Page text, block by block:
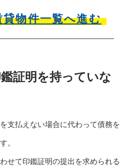
物件一覧へ進む
証明を持っていな
支払えない場合に代わって債務を
。
せて印鑑証明の提出を求められる